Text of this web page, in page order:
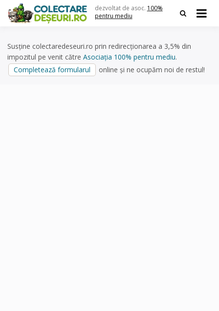
content
dezvoltat de asoc. 100%
pentru mediu
Susține colectaredeseuri.ro prin redirecționarea a 3,5% din
impozitul pe venit către Asociația 100% pentru mediu.
Completează formularul
online și ne ocupăm noi de restul!